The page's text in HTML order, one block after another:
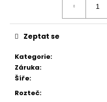
Kategorie:
Záruka:
Šíře:
Rozteč:
Zeptat se
m